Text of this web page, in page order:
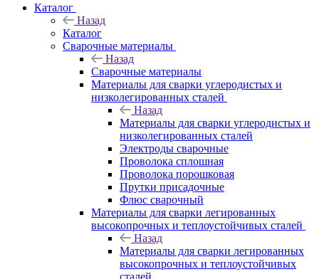
Каталог
Назад
Каталог
Сварочные материалы
Назад
Сварочные материалы
Материалы для сварки углеродистых и
низколегированных сталей
Назад
Материалы для сварки углеродистых и
низколегированных сталей
Электроды сварочные
Проволока сплошная
Проволока порошковая
Прутки присадочные
Флюс сварочный
Материалы для сварки легированных
высокопрочных и теплоустойчивых сталей
Назад
Материалы для сварки легированных
высокопрочных и теплоустойчивых
сталей